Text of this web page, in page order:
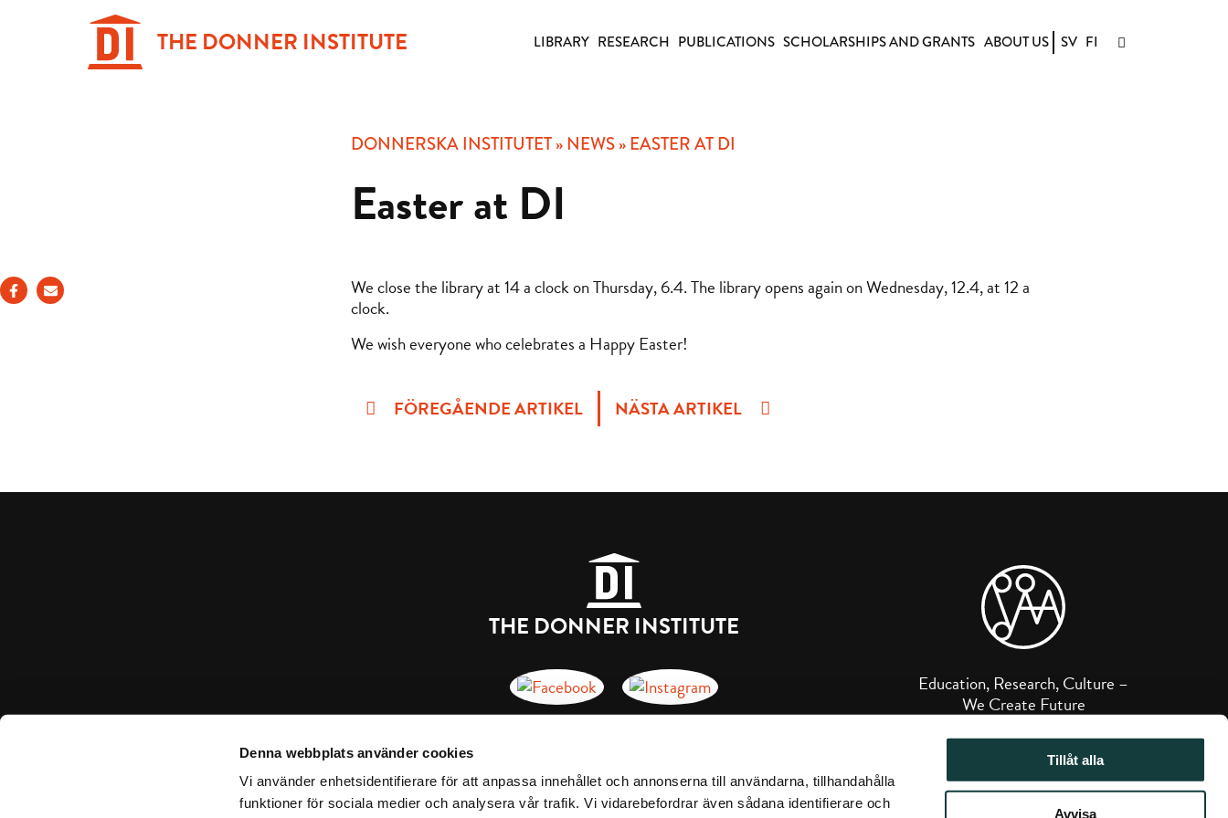
Denna webbplats använder cookies
Vi använder enhetsidentifierare för att anpassa innehållet och annonserna till användarna, tillhandahålla
funktioner för sociala medier och analysera vår trafik. Vi vidarebefordrar även sådana identifierare och
Tillåt alla
Avvisa
THE DONNER INSTITUTE LIBRARY RESEARCH PUBLICATIONS SCHOLARSHIPS AND GRANTS ABOUT US SV FI
DONNERSKA INSTITUTET»NEWS»EASTER AT DI
Easter at DI
We close the library at 14 a clock on Thursday, 6.4. The library opens again on Wednesday, 12.4, at 12 a
clock.
We wish everyone who celebrates a Happy Easter!
FÖREGÅENDE ARTIKEL NÄSTA ARTIKEL
THE DONNER INSTITUTE
Donnerska institutet på FacebookDonnerska institutet på instagram
Privacy Policy
Education, Research, Culture –
We Create Future
The Donner Institute for
Research in Religious and
Cultural History is a private
research institute attached to